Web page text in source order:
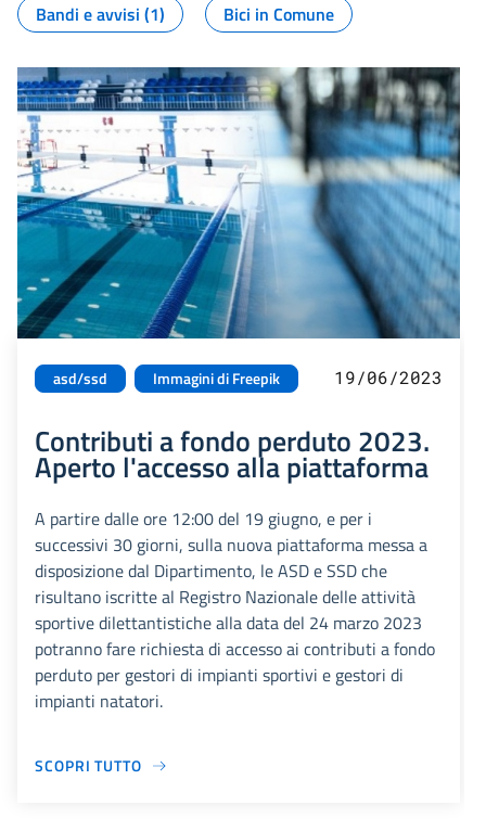
Bandi e avvisi (1)
Bici in Comune
asd/ssd Immagini di Freepik 19/06/2023
Contributi a fondo perduto 2023.
Aperto l'accesso alla piattaforma
A partire dalle ore 12:00 del 19 giugno, e per i
successivi 30 giorni, sulla nuova piattaforma messa a
disposizione dal Dipartimento, le ASD e SSD che
risultano iscritte al Registro Nazionale delle attività
sportive dilettantistiche alla data del 24 marzo 2023
potranno fare richiesta di accesso ai contributi a fondo
perduto per gestori di impianti sportivi e gestori di
impianti natatori.
SCOPRI TUTTO